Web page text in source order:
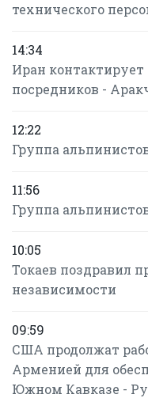
технического
14:34
Иран
посредников -
12:22
Группа
11:56
Группа
10:05
Токаев поздравил
независимости
09:59
США продолжат
Арменией для
Южном Кавказе -